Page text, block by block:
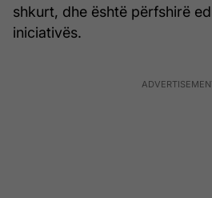
shkurt, dhe është përfshirë
iniciativës.